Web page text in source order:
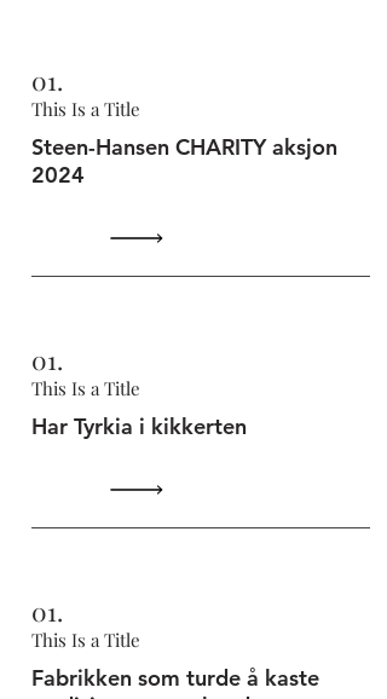
01.
This Is a Title
Steen-Hansen CHARITY aksjon
2024
01.
This Is a Title
Har Tyrkia i kikkerten
01.
This Is a Title
Fabrikken som turde å kaste